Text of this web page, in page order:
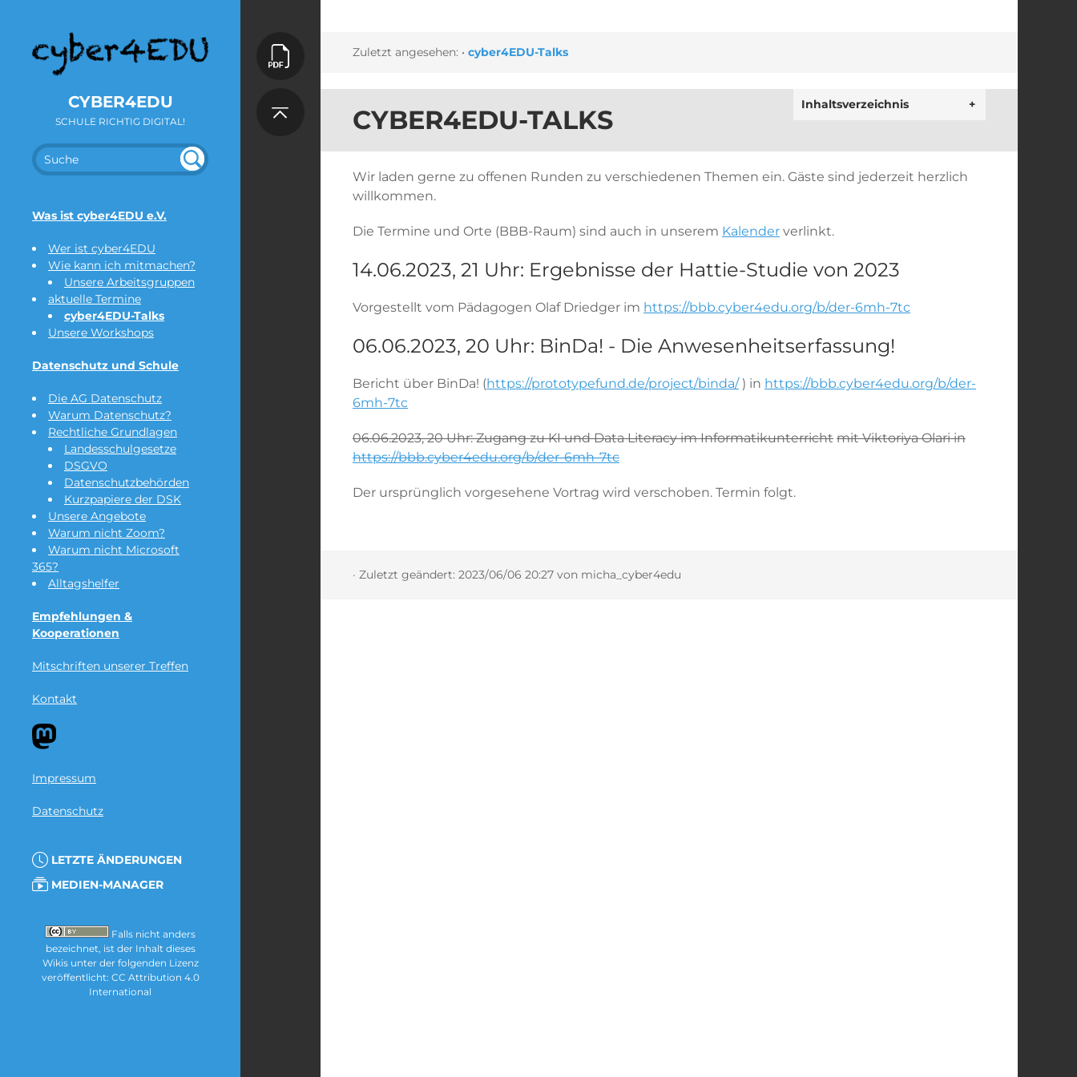
CYBER4EDU
SCHULE RICHTIG DIGITAL!
Was ist cyber4EDU e.V.
Wer ist cyber4EDU
Wie kann ich mitmachen?
Unsere Arbeitsgruppen
aktuelle Termine
cyber4EDU-Talks
Unsere Workshops
Datenschutz und Schule
Die AG Datenschutz
Warum Datenschutz?
Rechtliche Grundlagen
Landesschulgesetze
DSGVO
Datenschutzbehörden
Kurzpapiere der DSK
Unsere Angebote
Warum nicht Zoom?
Warum nicht Microsoft
365?
Alltagshelfer
Empfehlungen &
Kooperationen
Mitschriften unserer Treffen
Kontakt
Impressum
Datenschutz
LETZTE ÄNDERUNGEN
MEDIEN-MANAGER
Falls nicht anders
bezeichnet, ist der Inhalt dieses
Wikis unter der folgenden Lizenz
veröffentlicht: CC Attribution 4.0
International
Zuletzt angesehen: • cyber4EDU-Talks
+
Inhaltsverzeichnis
CYBER4EDU-TALKS
Wir laden gerne zu offenen Runden zu verschiedenen Themen ein. Gäste sind jederzeit herzlich
willkommen.
Die Termine und Orte (BBB-Raum) sind auch in unserem Kalender verlinkt.
14.06.2023, 21 Uhr: Ergebnisse der Hattie-Studie von 2023
Vorgestellt vom Pädagogen Olaf Driedger im https://bbb.cyber4edu.org/b/der-6mh-7tc
06.06.2023, 20 Uhr: BinDa! - Die Anwesenheitserfassung!
Bericht über BinDa! (https://prototypefund.de/project/binda/) in https://bbb.cyber4edu.org/b/der-
6mh-7tc
06.06.2023, 20 Uhr: Zugang zu KI und Data Literacy im Informatikunterricht mit Viktoriya Olari in
https://bbb.cyber4edu.org/b/der-6mh-7tc
Der ursprünglich vorgesehene Vortrag wird verschoben. Termin folgt.
· Zuletzt geändert: 2023/06/06 20:27 von micha_cyber4edu